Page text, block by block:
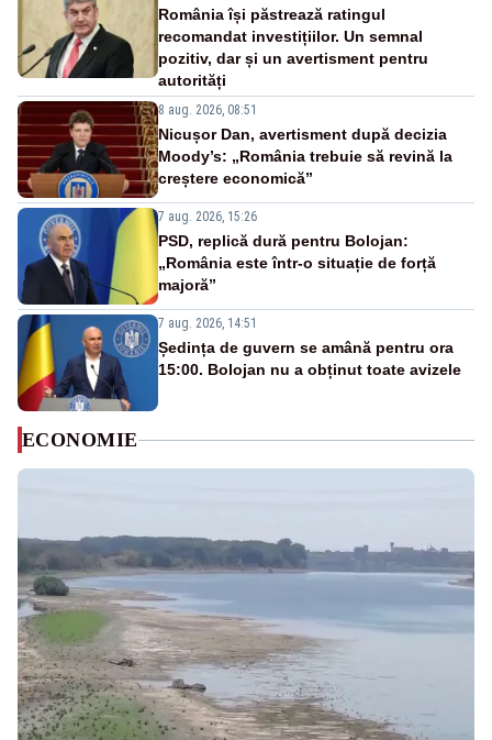
România își păstrează ratingul
recomandat investițiilor. Un semnal
pozitiv, dar și un avertisment pentru
autorități
8 aug. 2026, 08:51
Nicușor Dan, avertisment după decizia
Moody’s: „România trebuie să revină la
creștere economică”
7 aug. 2026, 15:26
PSD, replică dură pentru Bolojan:
„România este într-o situație de forță
majoră”
7 aug. 2026, 14:51
Ședința de guvern se amână pentru ora
15:00. Bolojan nu a obținut toate avizele
ECONOMIE